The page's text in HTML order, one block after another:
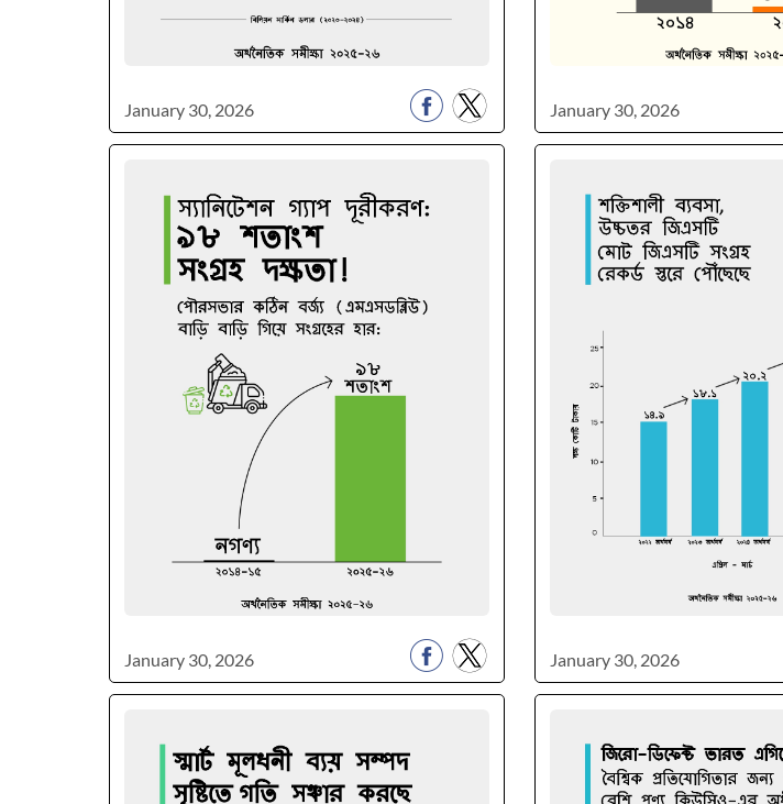
January 30, 2026 January 30, 2026
January 30, 2026 January 30, 2026